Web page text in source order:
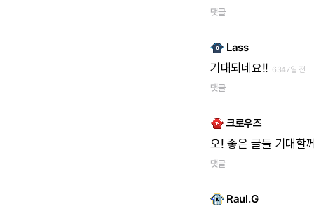
댓글
Lass
기대되네요!! 6347일 전
댓글
크로우즈
오! 좋은 글들 기대할
댓글
Raul.G